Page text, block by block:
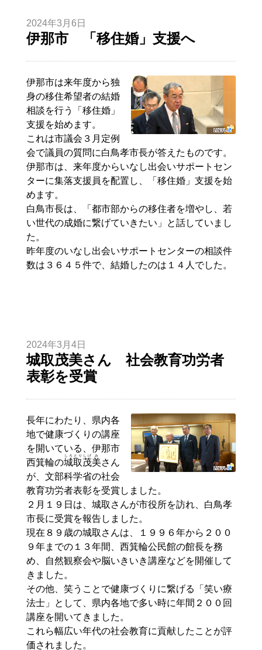
2024年3月6日
伊那市 「移住婚」支援へ
伊那市は来年度から独
身の移住希望者の結婚
相談を行う「移住婚」
支援を始めます。
これは市議会３月定例
会で議員の質問に白鳥孝市長が答えたものです。
伊那市は、来年度からいなし出会いサポートセン
ターに集落支援員を配置し、「移住婚」支援を始
めます。
白鳥市長は、「都市部からの移住者を増やし、若
い世代の成婚に繋げていきたい」と話していまし
た。
昨年度のいなし出会いサポートセンターの相談件
数は３６４５件で、結婚したのは１４人でした。
2024年3月4日
城取茂美さん 社会教育功労者
表彰を受賞
長年にわたり、県内各
地で健康づくりの講座
を開いている、伊那市
西箕輪の城
しろ
取
とり
茂
しげ
美
み
さん
が、文部科学省の社会
教育功労者表彰を受賞しました。
２月１９日は、城取さんが市役所を訪れ、白鳥孝
市長に受賞を報告しました。
現在８９歳の城取さんは、１９９６年から２００
９年までの１３年間、西箕輪公民館の館長を務
め、自然観察会や脳いきいき講座などを開催して
きました。
その他、笑うことで健康づくりに繋げる「笑い療
法士」として、県内各地で多い時に年間２００回
講座を開いてきました。
これら幅広い年代の社会教育に貢献したことが評
価されました。